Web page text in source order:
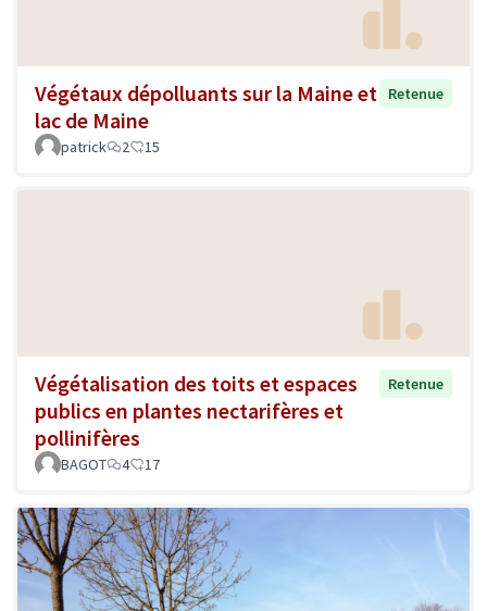
Végétaux dépolluants sur la Maine et
lac de Maine
Retenue
patrick 2 15
Végétalisation des toits et espaces
publics en plantes nectarifères et
pollinifères
Retenue
BAGOT 4 17